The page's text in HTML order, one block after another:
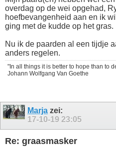
overdag op de wei opgehad,
hoefbevangenheid aan en ik
ging met de kudde op het gras.
Nu ik de paarden al een tijdje
anders regelen.
"In all things it is better to hope than to
Johann Wolfgang Van Goethe
Marja zei:
17-10-19 23:05
Re: graasmasker